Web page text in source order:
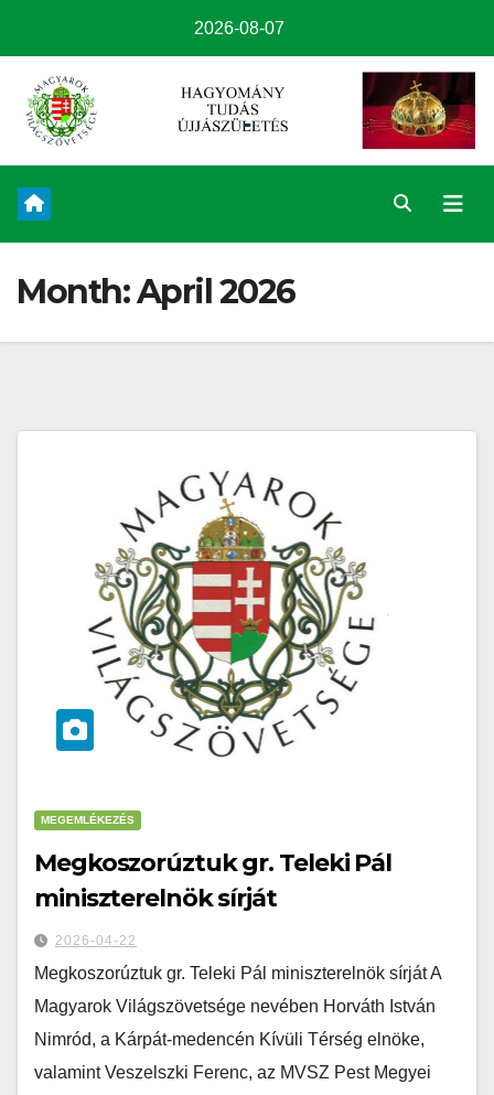
2026-08-07
Month:April 2026
MEGEMLÉKEZÉS
Megkoszorúztuk gr. Teleki Pál
miniszterelnök sírját
2026-04-22
Megkoszorúztuk gr. Teleki Pál miniszterelnök sírját A
Magyarok Világszövetsége nevében Horváth István
Nimród, a Kárpát-medencén Kívüli Térség elnöke,
valamint Veszelszki Ferenc, az MVSZ Pest Megyei